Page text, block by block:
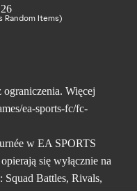
Random Items)
Więcej
ea-sports-fc/fc-
w EA SPORTS
się wyłącznie na
Squad Battles, Rivals,